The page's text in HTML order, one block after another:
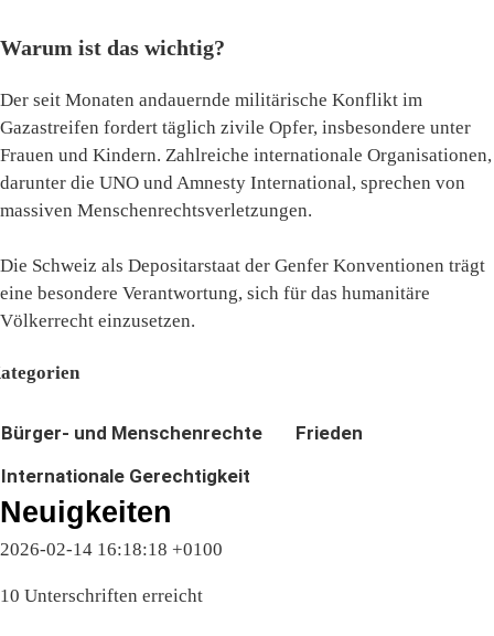
Warum ist das wichtig?
Der seit Monaten andauernde militärische Konflikt im
Gazastreifen fordert täglich zivile Opfer, insbesondere unter
Frauen und Kindern. Zahlreiche internationale Organisationen,
darunter die UNO und Amnesty International, sprechen von
massiven Menschenrechtsverletzungen.
Die Schweiz als Depositarstaat der Genfer Konventionen trägt
eine besondere Verantwortung, sich für das humanitäre
Völkerrecht einzusetzen.
Bürger- und Menschenrechte
Frieden
Internationale Gerechtigkeit
Neuigkeiten
2026-02-14 16:18:18 +0100
10 Unterschriften erreicht